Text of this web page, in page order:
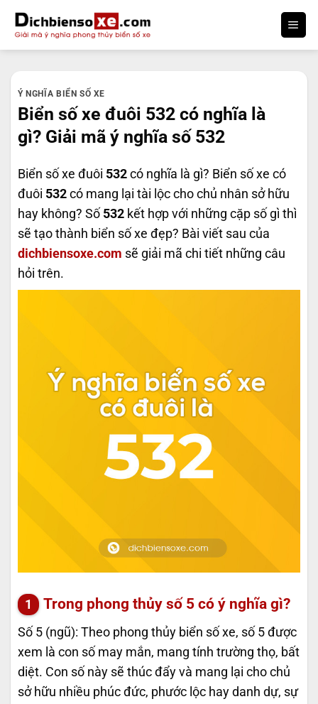
qua
nội
Ý NGHĨA BIỂN SỐ XE
Biển số xe đuôi 532 có nghĩa là
gì? Giải mã ý nghĩa số 532
Biển số xe đuôi 532 có nghĩa là gì? Biển số xe có
đuôi 532 có mang lại tài lộc cho chủ nhân sở hữu
hay không? Số 532 kết hợp với những cặp số gì thì
sẽ tạo thành biển số xe đẹp? Bài viết sau của
dichbiensoxe.com sẽ giải mã chi tiết những câu
hỏi trên.
Trong phong thủy số 5 có ý nghĩa gì?
Số 5 (ngũ): Theo phong thủy biển số xe, số 5 được
xem là con số may mắn, mang tính trường thọ, bất
diệt. Con số này sẽ thúc đẩy và mang lại cho chủ
sở hữu nhiều phúc đức, phước lộc hay danh dự, sự